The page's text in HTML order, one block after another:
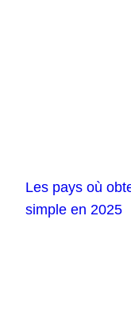
Les pays où
simple en 2025